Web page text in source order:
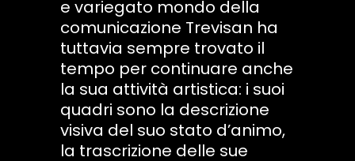
e variegato mondo della
comunicazione Trevisan ha
tuttavia sempre trovato il
tempo per continuare anche
la sua attività artistica: i suoi
quadri sono la descrizione
visiva del suo stato d’animo,
la trascrizione delle sue